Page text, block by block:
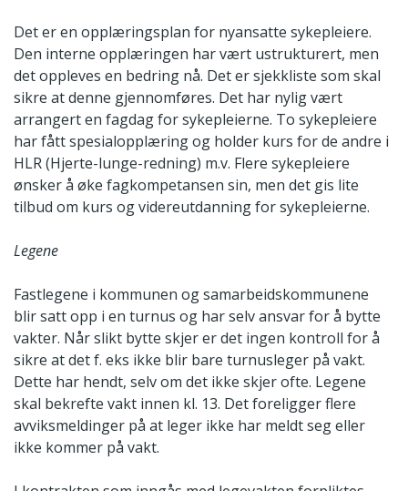
Det er en opplæringsplan for nyansatte sykepleiere.
Den interne opplæringen har vært ustrukturert, men
det oppleves en bedring nå. Det er sjekkliste som skal
sikre at denne gjennomføres. Det har nylig vært
arrangert en fagdag for sykepleierne. To sykepleiere
har fått spesialopplæring og holder kurs for de andre i
HLR (Hjerte-lunge-redning) m.v. Flere sykepleiere
ønsker å øke fagkompetansen sin, men det gis lite
tilbud om kurs og videreutdanning for sykepleierne.
Legene
Fastlegene i kommunen og samarbeidskommunene
blir satt opp i en turnus og har selv ansvar for å bytte
vakter. Når slikt bytte skjer er det ingen kontroll for å
sikre at det f. eks ikke blir bare turnusleger på vakt.
Dette har hendt, selv om det ikke skjer ofte. Legene
skal bekrefte vakt innen kl. 13. Det foreligger flere
avviksmeldinger på at leger ikke har meldt seg eller
ikke kommer på vakt.